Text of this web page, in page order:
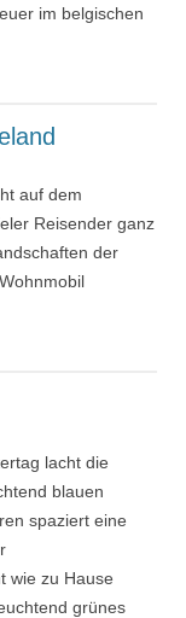
im belgischen
auf dem
Reisender ganz
der
lacht die
blauen
spaziert eine
wie zu Hause
grünes